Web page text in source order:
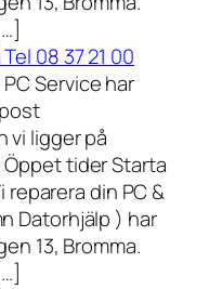
08 37 21 00
Service har
vi ligger på
Öppet tider Starta
reparera din PC &
Datorhjälp ) har
13, Bromma.